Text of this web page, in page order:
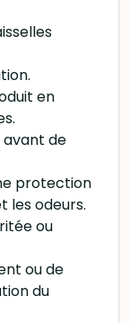
en
avant de
protection
les odeurs.
ou
ou de
du